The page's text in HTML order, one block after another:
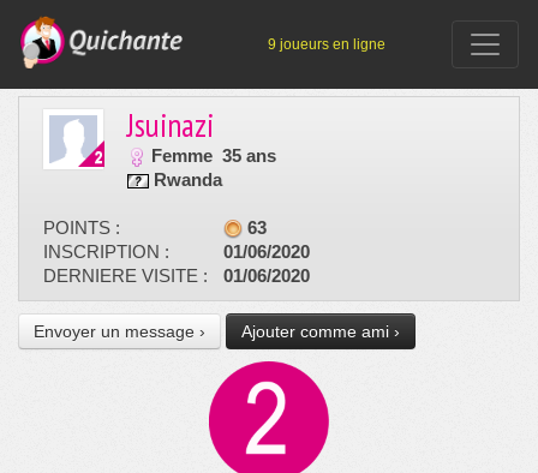
9 joueurs en ligne
Jsuinazi
Femme 35 ans
Rwanda
POINTS :
63
INSCRIPTION :
01/06/2020
DERNIERE VISITE :
01/06/2020
Envoyer un message › Ajouter comme ami ›